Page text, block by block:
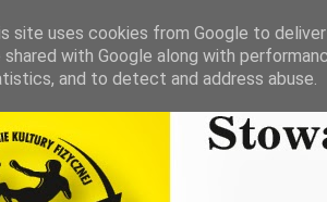
site uses cookies from Google to
shared with Google along with
and to detect and address abuse.